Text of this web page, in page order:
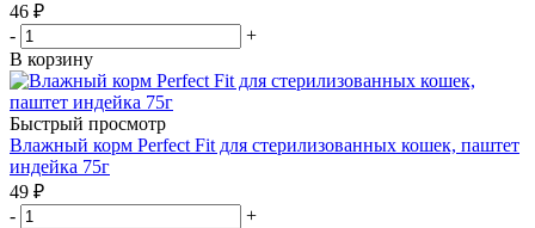
46 ₽
-
+
В корзину
Быстрый просмотр
Влажный корм Perfect Fit для стерилизованных кошек, паштет
индейка 75г
49 ₽
-
+